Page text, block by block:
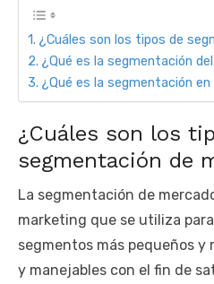
¿Cuáles son los tipos de
¿Qué es la segmentación
¿Qué es la segmentación
¿Cuáles son los
segmentación de
La segmentación de
marketing que se utiliza
segmentos más pequeños
y manejables con el fin de